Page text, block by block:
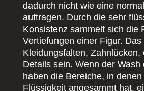
dadurch nicht wie eine
auftragen. Durch die sehr
Konsistenz sammelt sich die
Vertiefungen einer Figur.
Kleidungsfalten, Zahnlücken,
Details sein. Wenn der Wash
haben die Bereiche, in
Flüssigkeit angesammt hat,